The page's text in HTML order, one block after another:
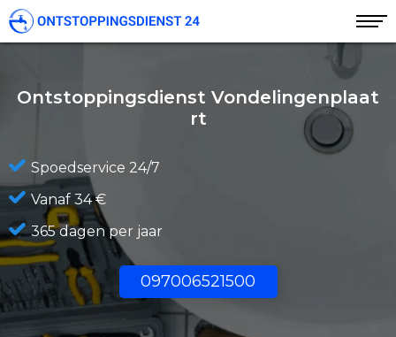
Ontstoppingsdienst Vondelingenplaat
rt
Spoedservice 24/7
Vanaf 34 €
365 dagen per jaar
097006521500